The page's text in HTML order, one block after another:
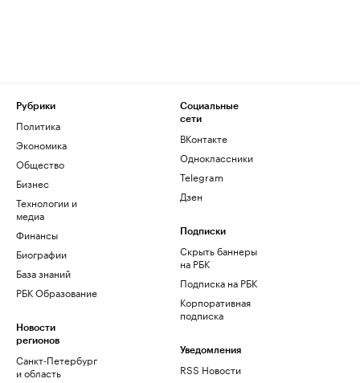
Рубрики
Политика
Экономика
Общество
Бизнес
Технологии и
медиа
Финансы
Биографии
База знаний
РБК Образование
Новости
регионов
Санкт-Петербург
и область
Социальные
сети
ВКонтакте
Одноклассники
Telegram
Дзен
Подписки
Скрыть баннеры
на РБК
Подписка на РБК
Корпоративная
подписка
Уведомления
RSS Новости